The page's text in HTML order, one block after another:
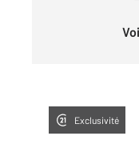
Exclusivité